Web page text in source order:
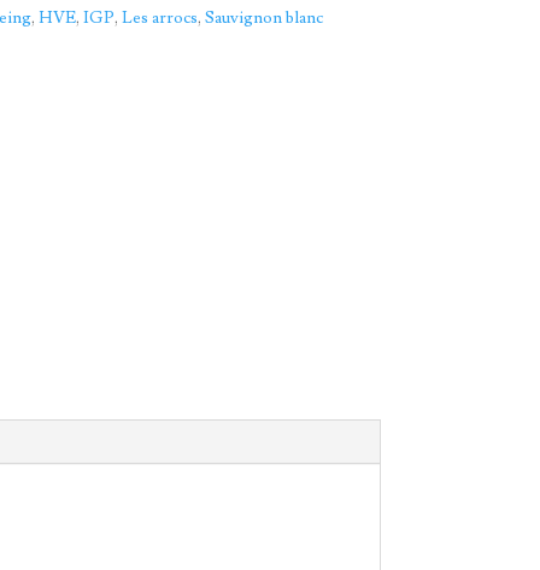
, HVE, IGP, Les arrocs, Sauvignon blanc